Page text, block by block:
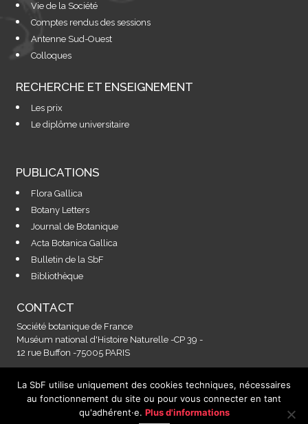
Vie de la Société
Comptes rendus des sessions
Antenne Sud-Ouest
Colloques
RECHERCHE ET ENSEIGNEMENT
Les prix
Le diplôme universitaire
PUBLICATIONS
Flora Gallica
Botany Letters
Journal de Botanique
Acta Botanica Gallica
Bulletin de la SbF
Bibliothèque
CONTACT
Société botanique de France
Muséum national d'Histoire Naturelle -CP 39 -
12 rue Buffon -75005 PARIS
Contactez-nous à l'adresse :
secretariat@societebotaniquedefrance.fr
La SbF utilise uniquement des cookies techniques, nécessaires
au fonctionnement du site ou pour vous connecter en tant
qu'adhérent·e. Plus d'informations